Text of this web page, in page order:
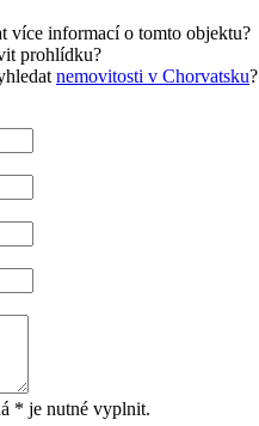
více informacío tomto objektu?
prohlídku?
nemovitosti v Chorvatsku?
* je nutné vyplnit.